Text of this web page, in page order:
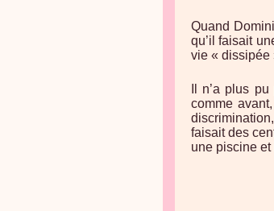
Quand
qu’il faisait
vie « dissipée
Il n’a plus
comme
faisait des
une piscine